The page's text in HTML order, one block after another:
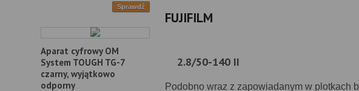
Sprawdź
Aparat cyfrowy OM
System TOUGH TG-7
czarny, wyjątkowo
odporny
FUJIFILM
2.8/50-140 II
Podobno wraz z zapowiadanym w plotkach